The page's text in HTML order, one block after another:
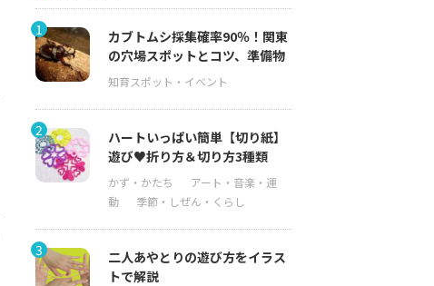
1
カブトムシ採集確率90％！関東
の穴場スポットとコツ、準備物
2
ハートいっぱい簡単【切り紙】
遊び♥折り方＆切り方3種類
3
二人あやとりの遊び方をイラス
トで解説